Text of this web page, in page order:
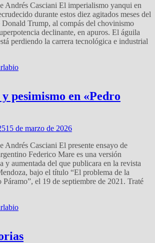
Andrés Casciani El imperialismo yanqui en
durante estos diez agitados meses del
Donald Trump, al compás del chovinismo
declinante, en apuros. El águila
perdiendo la carrera tecnológica e industrial
pesimismo en «Pedro
15 de marzo de 2026
Andrés Casciani El presente ensayo de
Federico Mare es una versión
y aumentada del que publicara en la revista
bajo el título “El problema de la
el 19 de septiembre de 2021. Traté